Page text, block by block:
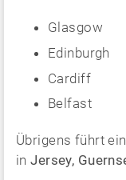
Glasgow
Edinburgh
Cardiff
Belfast
Übrigens führt
inJersey,